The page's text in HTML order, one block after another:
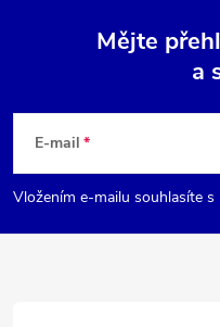
p
a
Mějte
a
E-mail
Vložením e-mailu souhlasíte s